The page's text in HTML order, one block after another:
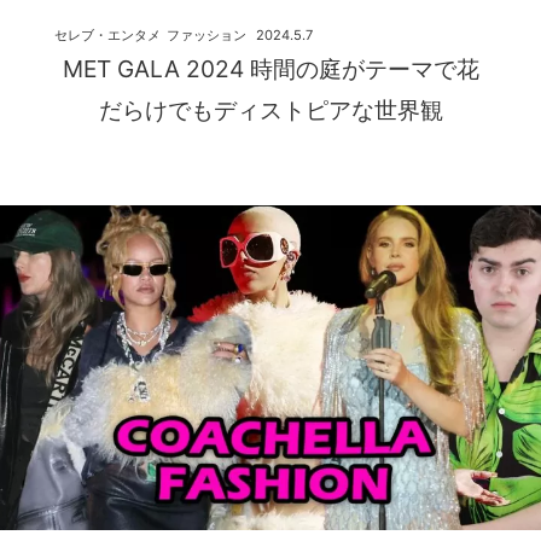
MET GALA 2024 時間の庭がテーマで花
だらけでもディストピアな世界観
2024.5.7
セレブ・エンタメ ファッション